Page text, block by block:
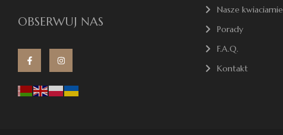
OBSERWUJ NAS
Nasze kwiaciarnie
Porady
F.A.Q.
Kontakt